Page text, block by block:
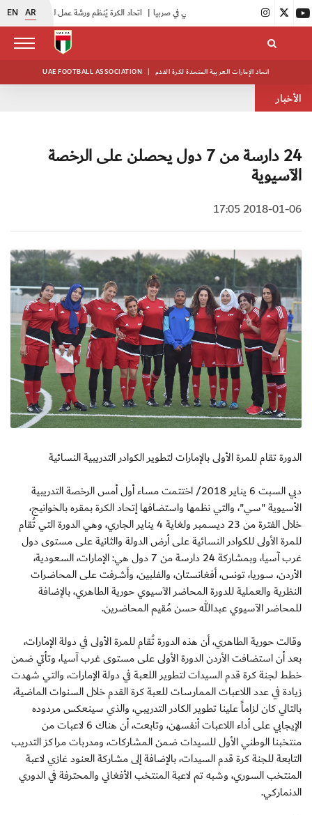
EN AR اتحاد الكرة يُنظم ورشة عمل للمراقبين المعتمدين |
UAE FOOTBALL ASSOCIATION | اتحاد الإمارات العربية المتحدة لكرة القدم
الأخبار
24 دارسة من 7 دول يحصلن على الرخصة
الآسيوية
2018-01-06 17:05
الدورة تقام للمرة الأولى بالإمارات لتطوير الكوادر التدريبية النسائية
دبي السبت 6 يناير 2018/ اختتمت مساء أول أمس الرخصة التدريبية
الأسيوية "سي"، والتي نظمها واستضافها إتحاد الكرة بمقره بالخوانيج،
خلال الفترة من 23 ديسمبر ولغاية 4 يناير الجاري، وهي الدورة التي تُقام
للمرة الأولى للكوادر النسائية على أرض الدولة والثانية على مستوى دول
غرب آسيا، وبمشاركة 24 دارسة من 7 دول هي: الإمارات، السعودية،
الأردن، سوريا، تونس، أفغانستان، والفلبين، وأشرفت على المحاضرات
النظرية والعملية للدورة المحاضر الآسيوي حورية الطاهري، بالإضافة
للمحاضر الآسيوي عبدالله حسن مُقيم المحاضرين.
وقالت حورية الطاهري، أن هذه الدورة تُقام للمرة الأولى في دولة الإمارات،
بعد أن استضافت الأردن الدورة الأولى على مستوى غرب آسيا، وتأتي ضمن
خطط لجنة كرة قدم السيدات لتطوير اللعبة في دولة الإمارات، والتي شهدت
زيادة في عدد اللاعبات الممارسات للعبة كرة القدم خلال السنوات الماضية،
بالتالي كان لزاماً علينا تطوير الكادر التدريبي، والذي سينعكس مردوده
الإيجابي على أداء اللاعبات أنفسهن، وتابعت، أن هناك 6 لاعبات من
منتخبنا الوطني الأول للسيدات ضمن المشاركات، ومدربات مراكز التدريب
التابعة للجنة كرة قدم السيدات، بالإضافة إلى مشاركة العنود غازي لاعبة
المنتخب السوري، وشبه تم لاعبة المنتخب الأفغاني والمحترفة في الدوري
الدنماركي.